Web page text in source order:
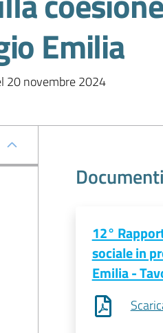
Emilia
20 novembre 2024
Documenti
12°
sociale in
Emilia -